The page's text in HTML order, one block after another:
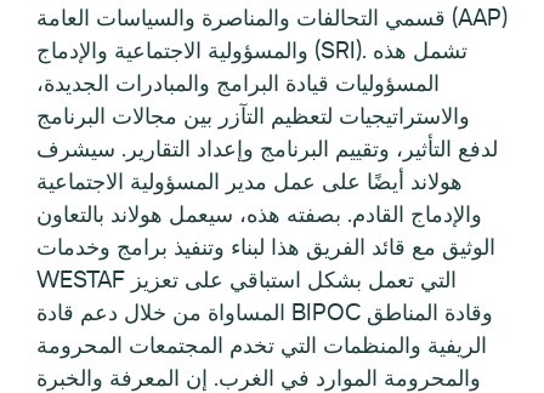
قسمي التحالفات والمناصرة والسياسات العامة (AAP)
والمسؤولية الاجتماعية والإدماج (SRI). تشمل هذه
المسؤوليات قيادة البرامج والمبادرات الجديدة،
والاستراتيجيات لتعظيم التآزر بين مجالات البرنامج
لدفع التأثير، وتقييم البرنامج وإعداد التقارير. سيشرف
هولاند أيضًا على عمل مدير المسؤولية الاجتماعية
والإدماج القادم. بصفته هذه، سيعمل هولاند بالتعاون
الوثيق مع قائد الفريق هذا لبناء وتنفيذ برامج وخدمات
WESTAF التي تعمل بشكل استباقي على تعزيز
المساواة من خلال دعم قادة BIPOC وقادة المناطق
الريفية والمنظمات التي تخدم المجتمعات المحرومة
والمحرومة الموارد في الغرب. إن المعرفة والخبرة